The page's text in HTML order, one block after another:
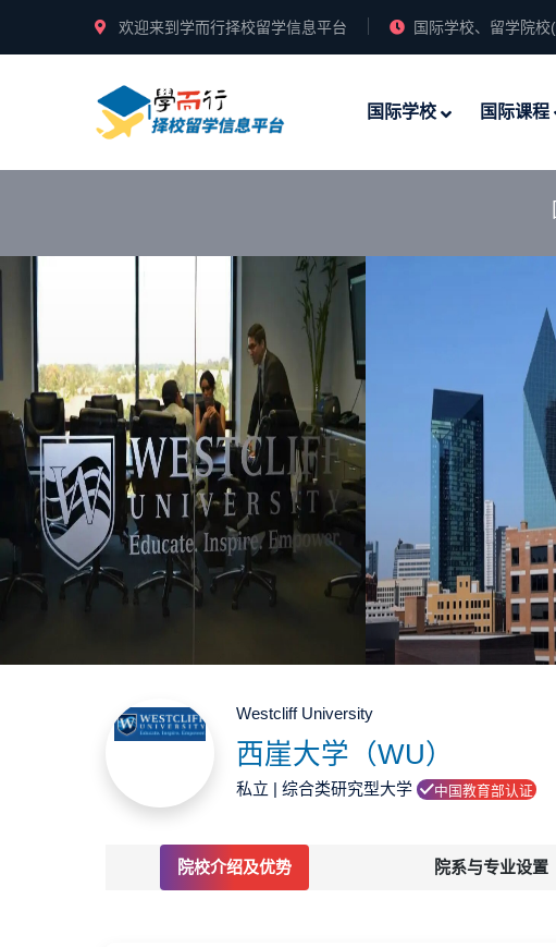
欢迎来到学而行择校留学信息平台 国际学校、留学院
国际学校 国际课程
Westcliff University
西崖大学（WU）
私立 | 综合类研究型大学 中国教育部认证
院校介绍及优势 院系与专业设置